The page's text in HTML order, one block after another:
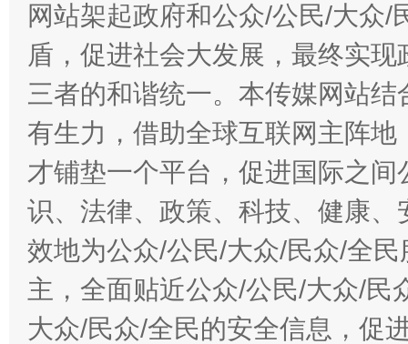
网站架起政府和公众/公民/大众
盾，促进社会大发展，最终实
三者的和谐统一。本传媒网站
有生力，借助全球互联网主阵
才铺垫一个平台，促进国际之
识、法律、政策、科技、健康
效地为公众/公民/大众/民众/全
主，全面贴近公众/公民/大众/民
大众/民众/全民的安全信息，促